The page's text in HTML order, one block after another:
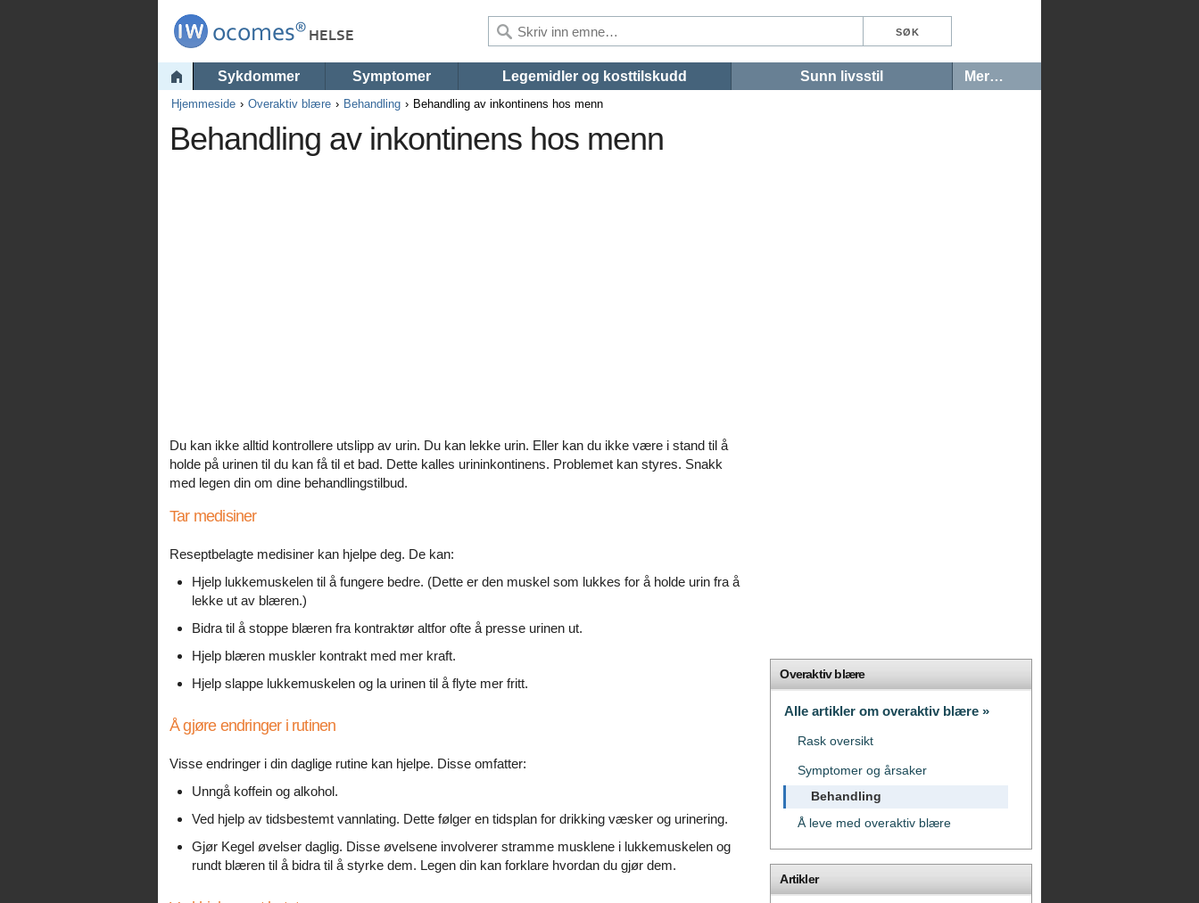
Sykdommer Symptomer Legemidler og kosttilskudd Sunn livsstil Mer…
Hjemmeside Overaktiv blære Behandling Behandling av inkontinens hos menn
Behandling av inkontinens hos menn
Du kan ikke alltid kontrollere utslipp av urin. Du kan lekke urin. Eller kan du ikke være i stand til å
holde på urinen til du kan få til et bad. Dette kalles urininkontinens. Problemet kan styres. Snakk
med legen din om dine behandlingstilbud.
Tar medisiner
Reseptbelagte medisiner kan hjelpe deg. De kan:
Hjelp lukkemuskelen til å fungere bedre. (Dette er den muskel som lukkes for å holde urin fra å
lekke ut av blæren.)
Bidra til å stoppe blæren fra kontraktør altfor ofte å presse urinen ut.
Hjelp blæren muskler kontrakt med mer kraft.
Hjelp slappe lukkemuskelen og la urinen til å flyte mer fritt.
Å gjøre endringer i rutinen
Visse endringer i din daglige rutine kan hjelpe. Disse omfatter:
Unngå koffein og alkohol.
Ved hjelp av tidsbestemt vannlating. Dette følger en tidsplan for drikking væsker og urinering.
Gjør Kegel øvelser daglig. Disse øvelsene involverer stramme musklene i lukkemuskelen og
rundt blæren til å bidra til å styrke dem. Legen din kan forklare hvordan du gjør dem.
Overaktiv blære
Alle artikler om overaktiv blære »
Rask oversikt
Symptomer og årsaker
Behandling
Å leve med overaktiv blære
Artikler